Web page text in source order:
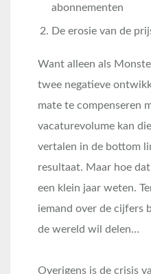
abonnementen
De erosie van de
Want alleen als
twee negatieve
mate te compenseren
vacaturevolume kan
vertalen in de bottom
resultaat. Maar hoe
een klein jaar weten.
iemand over de cijfers
de wereld wil delen…
Overigens is de crisis